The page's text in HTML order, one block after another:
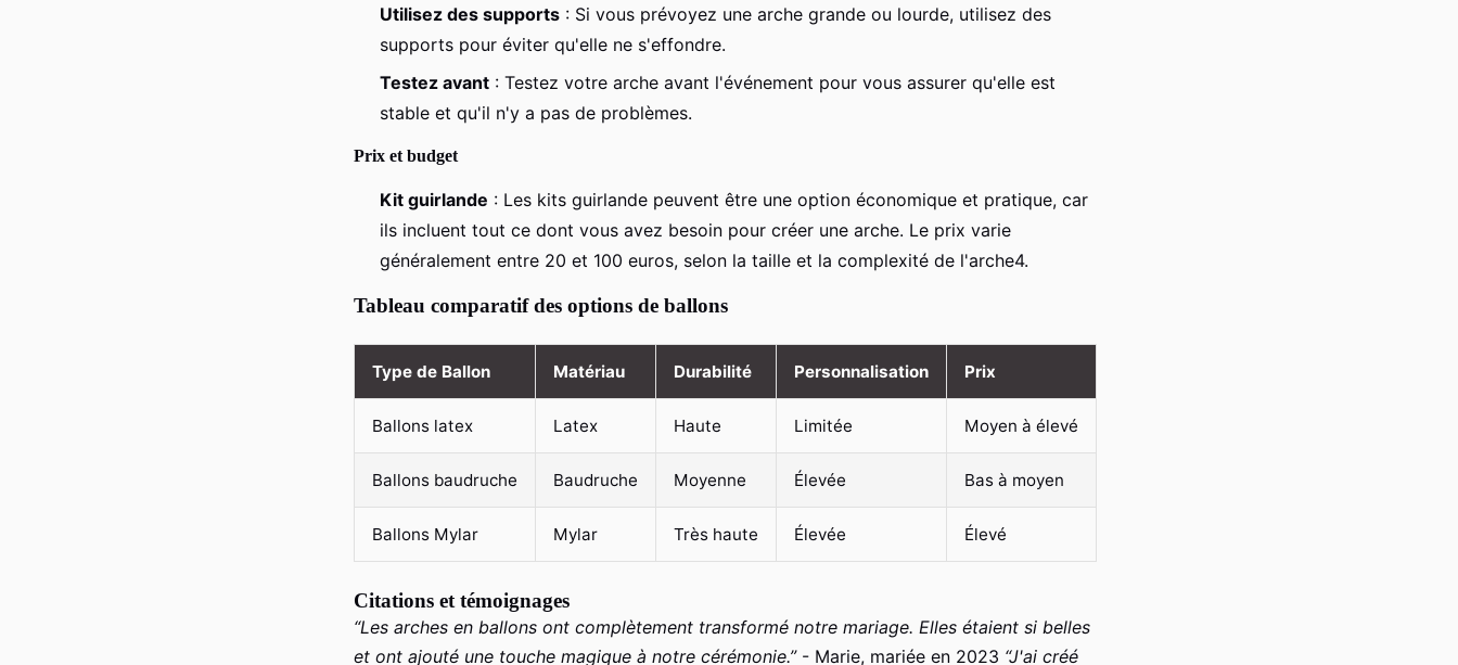
Utilisez des supports : Si vous prévoyez une arche grande ou lourde, utilisez des
supports pour éviter qu'elle ne s'effondre.
Testez avant : Testez votre arche avant l'événement pour vous assurer qu'elle est
stable et qu'il n'y a pas de problèmes.
Prix et budget
Kit guirlande : Les kits guirlande peuvent être une option économique et pratique, car
ils incluent tout ce dont vous avez besoin pour créer une arche. Le prix varie
généralement entre 20 et 100 euros, selon la taille et la complexité de l'arche4.
Tableau comparatif des options de ballons
Type de Ballon Matériau Durabilité Personnalisation Prix
Ballons latex Latex Haute Limitée Moyen à élevé
Ballons baudruche Baudruche Moyenne Élevée Bas à moyen
Ballons Mylar Mylar Très haute Élevée Élevé
Citations et témoignages
“Les arches en ballons ont complètement transformé notre mariage. Elles étaient si belles
et ont ajouté une touche magique à notre cérémonie.”- Marie, mariée en 2023 “J'ai créé